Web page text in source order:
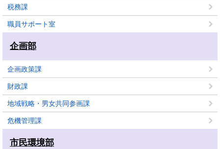
税務課
職員サポート室
企画部
企画政策課
財政課
地域戦略・男女共同参画課
危機管理課
市民環境部